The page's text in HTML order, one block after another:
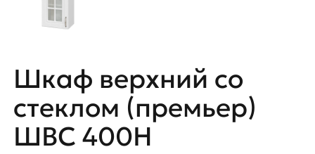
Шкаф верхний со
стеклом (премьер)
ШВС 400Н